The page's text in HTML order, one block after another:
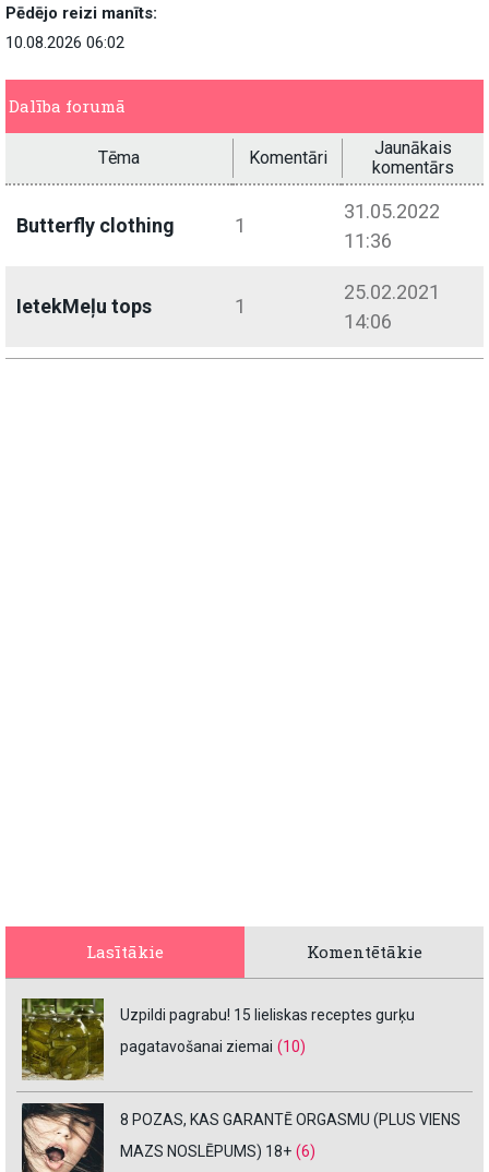
Pēdējo reizi manīts:
10.08.2026 06:02
Dalība forumā
Tēma Komentāri
Jaunākais
komentārs
Butterfly clothing 1
31.05.2022
11:36
IetekMeļu tops 1
25.02.2021
14:06
Lasītākie Komentētākie
Uzpildi pagrabu! 15 lieliskas receptes gurķu
pagatavošanai ziemai (10)
8 POZAS, KAS GARANTĒ ORGASMU (PLUS VIENS
MAZS NOSLĒPUMS) 18+ (6)